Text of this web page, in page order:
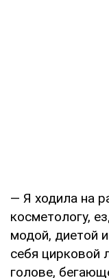
— Я ходила на
косметологу,
модой, диетой
себя
голове,